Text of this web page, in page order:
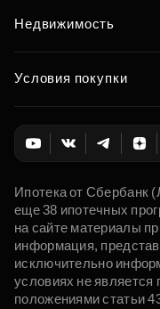
Недвижимость
Условия покупки
Ипотека от Сбербанк
еще 38 ипотечных
на сайте материалы
информация,
исключительно
условиях не
положениями статьи